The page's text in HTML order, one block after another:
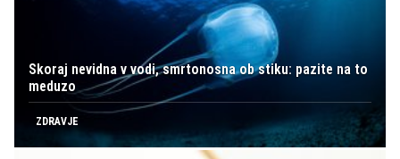
Skoraj nevidna v vodi, smrtonosna ob stiku: pazite na to
meduzo
ZDRAVJE